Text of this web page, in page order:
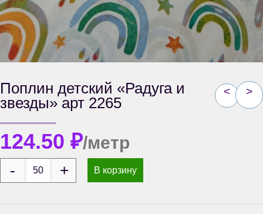
< >
Поплин детский «Радуга и
звезды» арт 2265
124.50 ₽/метр
В корзину